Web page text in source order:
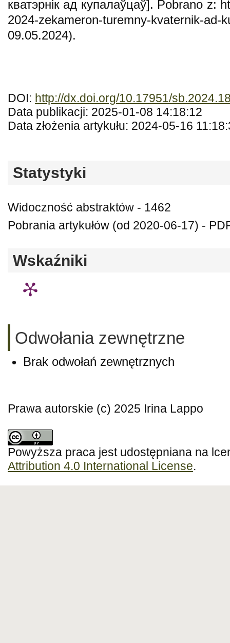
кватэрнік ад купалаўцаў]. Pobrano z:
2024-zekameron-turemny-
09.05.2024).
DOI: http://dx.doi.org/10.17951/
Data publikacji: 2025-01-08 14:18:12
Data złożenia artykułu: 2024-05-16
Statystyki
Widoczność abstraktów - 1462
Pobrania artykułów (od 2020-06-17) -
Wskaźniki
Odwołania zewnętrzne
Brak odwołań zewnętrznych
Prawa autorskie (c) 2025 Irina Lappo
Powyższa praca jest udostępniana na
Attribution 4.0 International License.